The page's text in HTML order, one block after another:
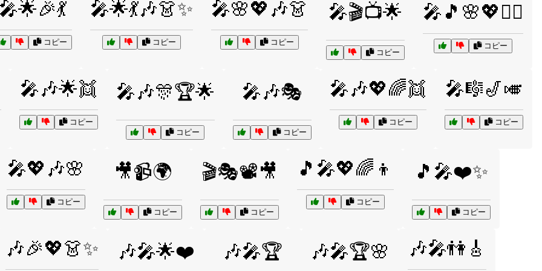
コピー
🎤🌟💃🎶👗✨
コピー
🎤🌸💖🎶👗
コピー
🎤🎬📺🌟
コピー
🎤🎵🌸💖👯‍♀️
コピー
🎤🎶🌟👯
コピー
🎤🎶🎊🏆🌟
コピー
🎤🎶🎭
コピー
🎤🎶💖🌈👯
コピー
🎤🎼🎷🎺
コピー
🎤💖🎶🌸
コピー
🎥📹🌍
コピー
🎬🎭📽️🎥
コピー
🎵🎤💖🌈👦
コピー
🎵🎤❤️✨
コピー
🎶🎉💖👗✨ 🎶🎤🌟❤️ 🎶🎤🏆 🎶🎤🏆🌸 🎶🎤👫🎸